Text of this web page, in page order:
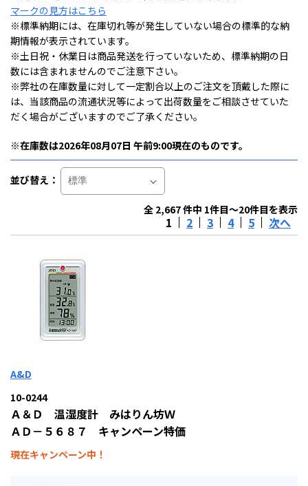
マークの見方はこちら
※標準納期には、在庫切れ等が発生していない場合の標準的な納
期情報が表示されています。
※土日祝・休業日は商品発送を行っていないため、標準納期の日
数には含まれませんのでご注意下さい。
※弊社の在庫数量に対して一定割合以上のご注文を頂戴した際に
は、当該商品の流通状況等によって出荷数量をご相談させていた
だく場合がございますのでご了承ください。
※在庫数は2026年08月07日 午前9:00現在のものです。
並び替え：
全 2,667 件中 1件目～20件目を表示
1 2 3 4 5 次へ
A&D
10-0244
Ａ＆Ｄ 温湿度計 みはりん坊Ｗ
ＡＤ－５６８７ キャンペーン特価
現在キャンペーン中！